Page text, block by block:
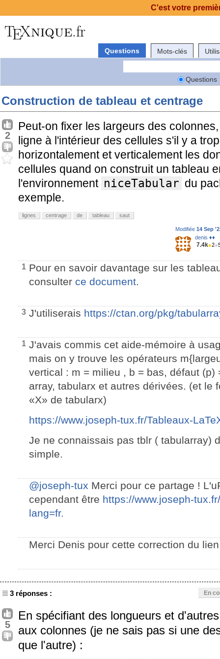
Questions Mots-clés
Questions
Construction de tableau et centrage
2
Peut-on fixer les largeurs des
ligne à l'intérieur des cellules s'il y a
horizontalement et verticalement les
cellules quand on construit un tableau
l'environnement niceTabular du
exemple.
lignes centrage de tableau saut
Modifiée 14 Sep
denis ♦♦
7.4k●2●
1 Pour en savoir davantage sur les
consulter ce document.
3 J'utiliserais https://ctan.org/pkg/
1 J'avais commis cet aide-mémoire à
mais on y trouve les opérateurs
vertical : m = milieu , b = bas, défaut
array, tabularx et autres dérivées. (et le
«X» de tabularx)
https://www.joseph-tux.fr/Tableaux-
Je ne connaissais pas tblr ( tabularray)
simple.
@joseph-tux Merci pour ce partage !
cependant être https://www.joseph-
lang=fr.
Merci Denis pour cette correction du lien
3 réponses : En
5
En spécifiant des longueurs et
aux colonnes (je ne sais pas si une
que l'autre) :
C'est votre